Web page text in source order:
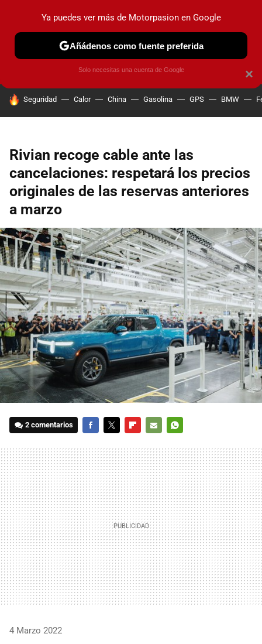
PRUEBAS COCHES ELÉCTRICOS OBSERVATORIO
HOY SE HABLA DE
Seguridad Calor China Gasolina GPS BMW
Rivian recoge cable ante las
cancelaciones: respetará los precios
originales de las reservas anteriores
a marzo
2 comentarios
MAIL
4 Marzo 2022
×
Ya puedes ver más de Motorpasion en Google
Añádenos como fuente preferida
Solo necesitas una cuenta de Google